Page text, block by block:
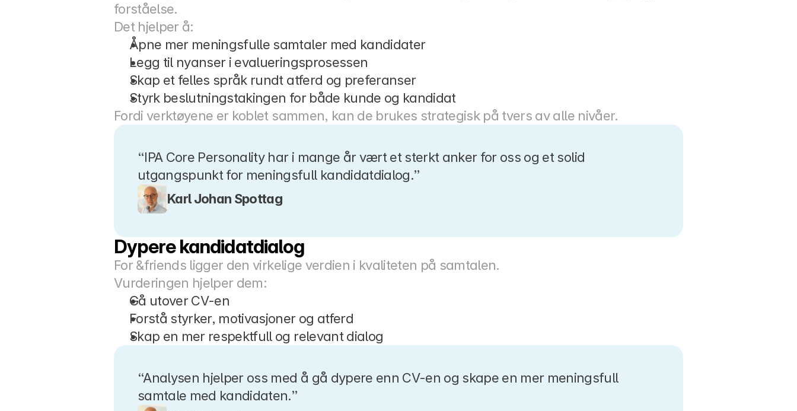
forståelse.
Det hjelper å:
Åpne mer meningsfulle samtaler med kandidater
Legg til nyanser i evalueringsprosessen
Skap et felles språk rundt atferd og preferanser
Styrk beslutningstakingen for både kunde og kandidat
Fordi verktøyene er koblet sammen, kan de brukes strategisk på tvers av alle nivåer.
“IPA Core Personality har i mange år vært et sterkt anker for oss og et solid
utgangspunkt for meningsfull kandidatdialog.”
Karl Johan Spottag
Dypere kandidatdialog
For &friends ligger den virkelige verdien i kvaliteten på samtalen.
Vurderingen hjelper dem:
Gå utover CV-en
Forstå styrker, motivasjoner og atferd
Skap en mer respektfull og relevant dialog
“Analysen hjelper oss med å gå dypere enn CV-en og skape en mer meningsfull
samtale med kandidaten.”